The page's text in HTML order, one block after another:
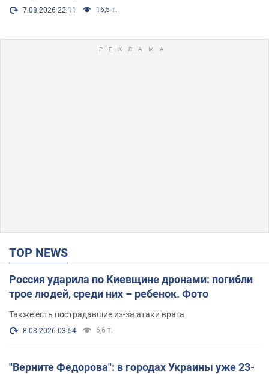
7.08.2026 22:11 16,5 т.
TOP NEWS
Россия ударила по Киевщине дронами: погибли
трое людей, среди них – ребенок. Фото
Также есть пострадавшие из-за атаки врага
8.08.2026 03:54 6,6 т.
"Верните Федорова": в городах Украины уже 23-